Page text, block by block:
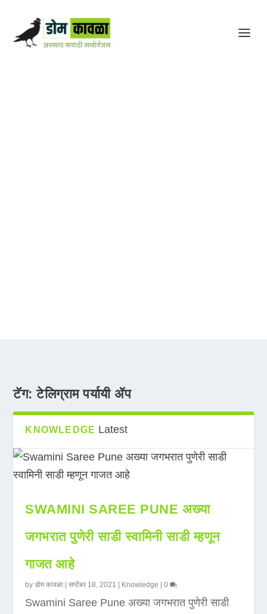
टॅग:टेलिग्राम पर्यायी ॲप
KNOWLEDGE Latest
SWAMINI SAREE PUNE अख्या
जगभरात पुणेरी साडी स्वामिनी साडी म्हणून
गाजत आहे
byडोम कावळा |सप्टेंबर 18, 2021 Knowledge |0
Swamini Saree Pune अख्या जगभरात पुणेरी साडी